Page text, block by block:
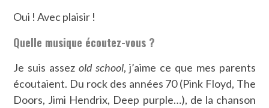
Oui ! Avec plaisir !
Quelle musique écoutez-vous ?
Je suis assez old school, j’aime ce que mes parents
écoutaient. Du rock des années 70 (Pink Floyd, The
Doors, Jimi Hendrix, Deep purple…), de la chanson